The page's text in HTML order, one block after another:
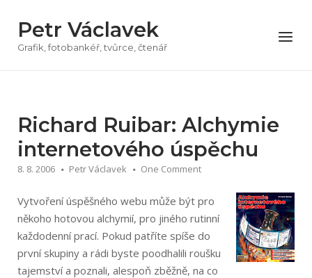
obsah
Petr Václavek
Grafik, fotobankéř, tvůrce, čtenář
Menu
Richard Ruibar: Alchymie
internetového úspěchu
8. 8. 2006 Petr Václavek One Comment
Vytvoření úspěšného webu může být pro
někoho hotovou alchymií, pro jiného rutinní
každodenní prací. Pokud patříte spíše do
první skupiny a rádi byste poodhalili roušku
tajemství a poznali, alespoň zběžně, na co